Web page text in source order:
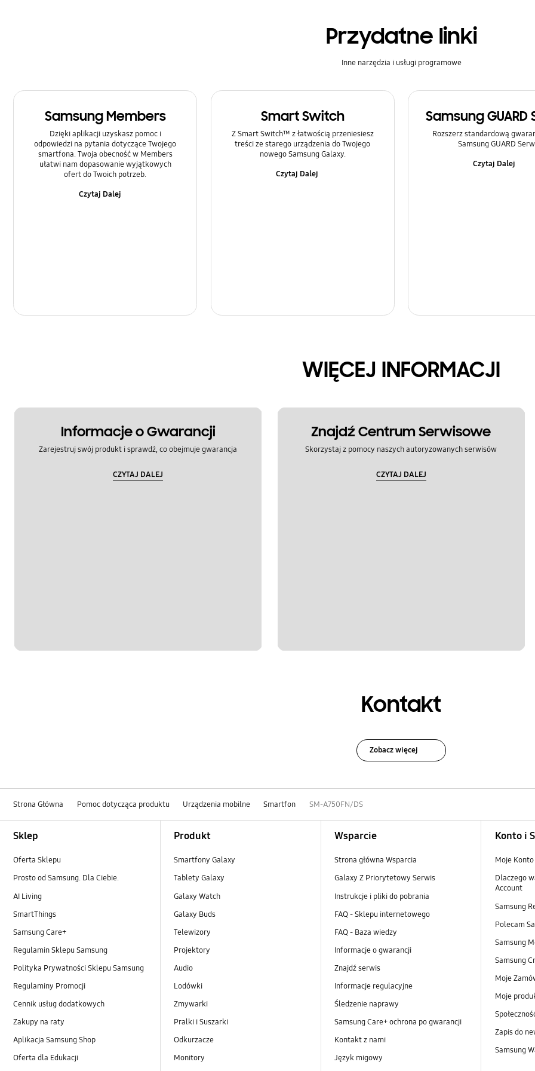
Sprzęt
Ustawienia
Zasilanie
Przydatne linki
Inne narzędzia i usługi programowe
Samsung Members
Dzięki aplikacji uzyskasz pomoc i
odpowiedzi na pytania dotyczące Twojego
smartfona. Twoja obecność w Members
ułatwi nam dopasowanie wyjątkowych
ofert do Twoich potrzeb.
Czytaj Dalej
Smart Switch
Z Smart Switch™ z łatwością przeniesiesz
treści ze starego urządzenia do Twojego
nowego Samsung Galaxy.
Czytaj Dalej
Samsung
Rozszerz standardową
Samsung GUARD
Czytaj Dalej
WIĘCEJ INFORMACJI
Informacje o Gwarancji
Zarejestruj swój produkt i sprawdź, co obejmuje gwarancja
CZYTAJ DALEJ
Znajdź Centrum Serwisowe
Skorzystaj z pomocy naszych autoryzowanych serwisów
CZYTAJ DALEJ
Kontakt
Zobacz więcej
Strona Główna Pomoc dotycząca produktu Urządzenia mobilne Smartfon SM-A750FN/DS
Sklep
Oferta Sklepu
Prosto od Samsung. Dla Ciebie.
AI Living
SmartThings
Samsung Care+
Regulamin Sklepu Samsung
Polityka Prywatności Sklepu Samsung
Regulaminy Promocji
Cennik usług dodatkowych
Zakupy na raty
Aplikacja Samsung Shop
Oferta dla Edukacji
Produkt
Smartfony Galaxy
Tablety Galaxy
Galaxy Watch
Galaxy Buds
Telewizory
Projektory
Audio
Lodówki
Zmywarki
Pralki i Suszarki
Odkurzacze
Monitory
Wsparcie
Strona główna Wsparcia
Galaxy Z Priorytetowy Serwis
Instrukcje i pliki do pobrania
FAQ - Sklepu internetowego
FAQ - Baza wiedzy
Informacje o gwarancji
Znajdź serwis
Informacje regulacyjne
Śledzenie naprawy
Samsung Care+ ochrona po gwarancji
Kontakt z nami
Język migowy
Konto i
Moje Konto
Dlaczego
Account
Samsung
Polecam
Samsung
Samsung
Moje
Moje
Zapis do
Samsung